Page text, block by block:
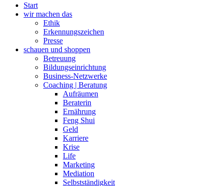
Start
wir machen das
Ethik
Erkennungszeichen
Presse
schauen und shoppen
Betreuung
Bildungseinrichtung
Business-Netzwerke
Coaching | Beratung
Aufräumen
Beraterin
Ernährung
Feng Shui
Geld
Karriere
Krise
Life
Marketing
Mediation
Selbstständigkeit